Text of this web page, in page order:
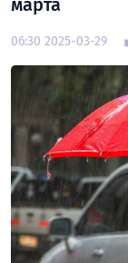
марта
06:30 2025-03-29